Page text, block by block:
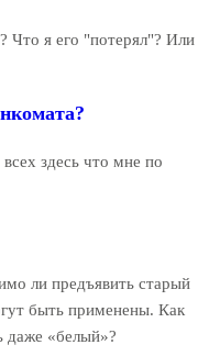
Что я его "потерял"? Или
здесь что мне по
ли предъявить старый
быть применены. Как
даже «белый»?